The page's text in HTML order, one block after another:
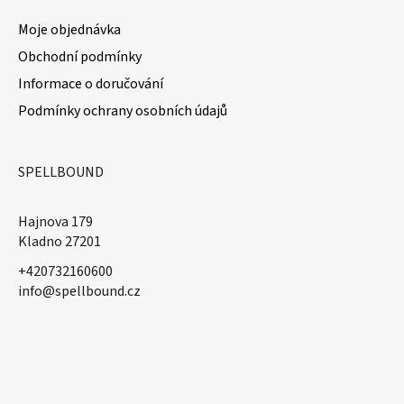
Moje objednávka
Obchodní podmínky
Informace o doručování
Podmínky ochrany osobních údajů
SPELLBOUND
Hajnova 179
Kladno 27201
+420732160600
​info@spellbound.cz